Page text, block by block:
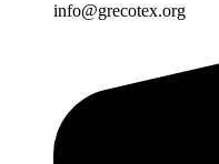
info@grecotex.org